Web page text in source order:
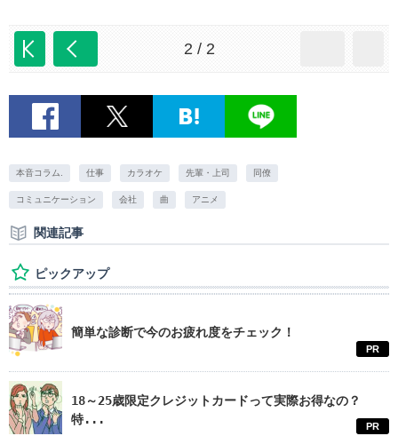
2 / 2
本音コラム. 仕事 カラオケ 先輩・上司 同僚
コミュニケーション 会社 曲 アニメ
関連記事
ピックアップ
簡単な診断で今のお疲れ度をチェック！
PR
18～25歳限定クレジットカードって実際お得なの？
特...
PR